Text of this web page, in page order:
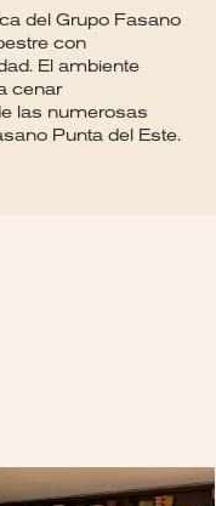
del Grupo Fasano
con
El ambiente
cenar
las numerosas
Punta del Este.